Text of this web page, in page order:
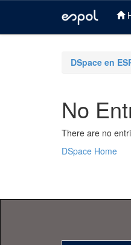
DSpace en
No
There are no
DSpace Home